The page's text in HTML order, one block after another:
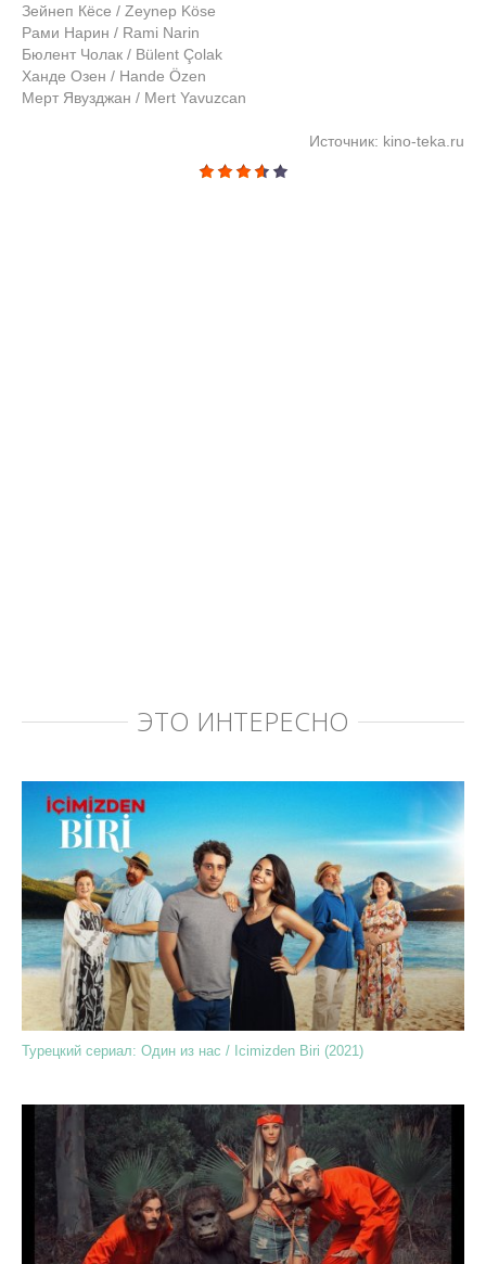
Зейнеп Кёсе / Zeynep Köse
Рами Нарин / Rami Narin
Бюлент Чолак / Bülent Çolak
Ханде Озен / Hande Özen
Мерт Явузджан / Mert Yavuzcan
Источник: kino-teka.ru
ЭТО ИНТЕРЕСНО
Турецкий сериал: Один из нас / Icimizden Biri (2021)